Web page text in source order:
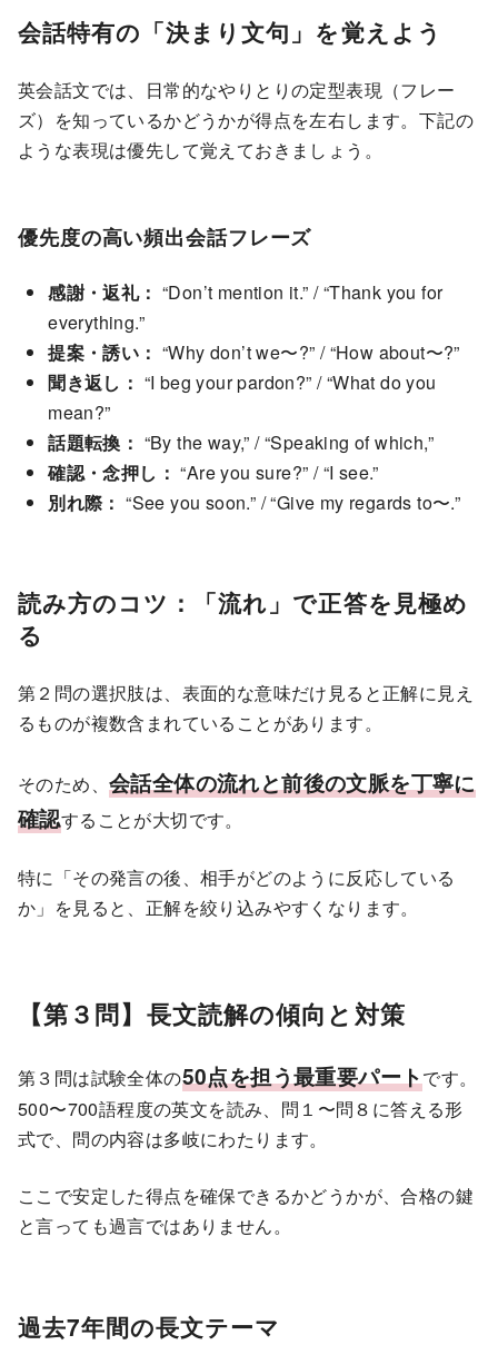
会話特有の「決まり文句」を覚えよう
英会話文では、日常的なやりとりの定型表現（フレー
ズ）を知っているかどうかが得点を左右します。下記の
ような表現は優先して覚えておきましょう。
優先度の高い頻出会話フレーズ
感謝・返礼： “Don’t mention it.” / “Thank you for
everything.”
提案・誘い： “Why don’t we〜?” / “How about〜?”
聞き返し： “I beg your pardon?” / “What do you
mean?”
話題転換： “By the way,” / “Speaking of which,”
確認・念押し： “Are you sure?” / “I see.”
別れ際： “See you soon.” / “Give my regards to〜.”
読み方のコツ：「流れ」で正答を見極め
る
第２問の選択肢は、表面的な意味だけ見ると正解に見え
るものが複数含まれていることがあります。
そのため、 会話全体の流れと前後の文脈を丁寧に
確認することが大切です。
特に「その発言の後、相手がどのように反応している
か」を見ると、正解を絞り込みやすくなります。
【第３問】長文読解の傾向と対策
第３問は試験全体の50点を担う最重要パートです。
500〜700語程度の英文を読み、問１〜問８に答える形
式で、問の内容は多岐にわたります。
ここで安定した得点を確保できるかどうかが、合格の鍵
と言っても過言ではありません。
過去7年間の長文テーマ